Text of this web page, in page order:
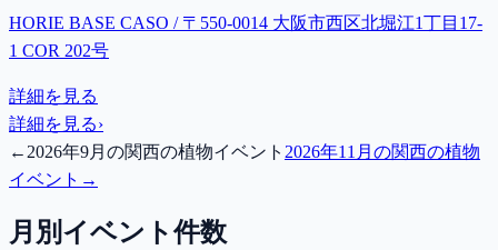
HORIE BASE CASO / 〒550-0014 大阪市西区北堀江1丁目17-
1 COR 202号
詳細を見る
詳細を見る›
← 2026年9月の関西の植物イベント 2026年11月の関西の植物
イベント →
月別イベント件数